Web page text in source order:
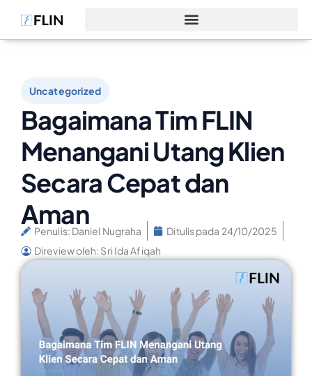
Uncategorized
Bagaimana Tim FLIN
Menangani Utang Klien
Secara Cepat dan
Aman
Penulis: Daniel Nugraha Ditulis pada 24/10/2025
Direview oleh: Sri Ida Afiqah